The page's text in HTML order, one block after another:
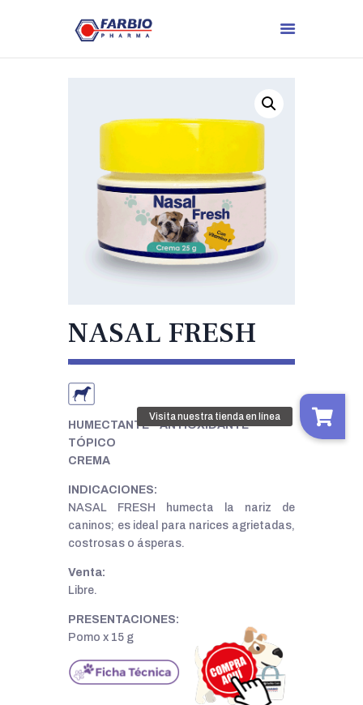
NASAL FRESH
.
HUMECTANTE – ANTIOXIDANTE
TÓPICO
CREMA
INDICACIONES:
NASAL FRESH humecta la nariz de
caninos; es ideal para narices agrietadas,
costrosas o ásperas.
Venta:
Libre.
PRESENTACIONES:
Pomo x 15 g